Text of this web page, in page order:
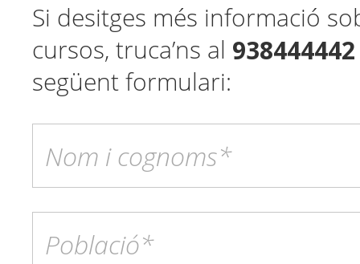
Si desitges més informació
cursos, truca’ns al 938444442
següent formulari: